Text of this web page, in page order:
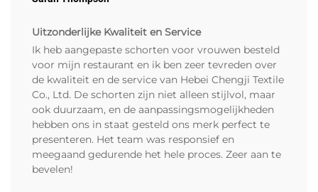
Uitzonderlijke Kwaliteit en Service
Ik heb aangepaste schorten voor vrouwen besteld
voor mijn restaurant en ik ben zeer tevreden over
de kwaliteit en de service van Hebei Chengji Textile
Co., Ltd. De schorten zijn niet alleen stijlvol, maar
ook duurzaam, en de aanpassingsmogelijkheden
hebben ons in staat gesteld ons merk perfect te
presenteren. Het team was responsief en
meegaand gedurende het hele proces. Zeer aan te
bevelen!